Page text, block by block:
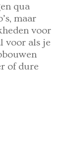
qua
maar
voor
voor als je
of dure